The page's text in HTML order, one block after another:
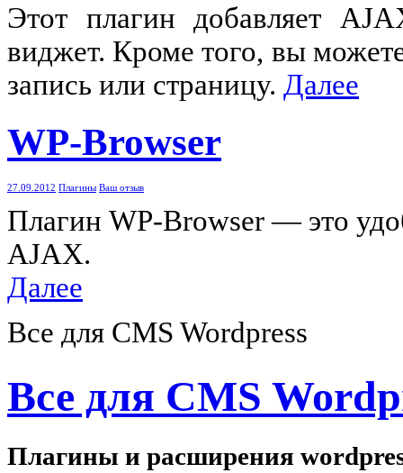
Этот плагин добавляет
виджет. Кроме того, вы
запись или страницу. Далее
WP-Browser
27.09.2012 Плагины Ваш отзыв
Плагин WP-Browser — это
AJAX.
Далее
Все для CMS Wordpress
Все для CMS
Плагины и расширения